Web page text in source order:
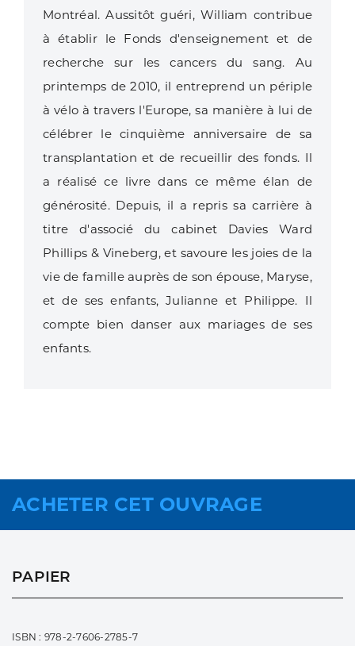
Montréal. Aussitôt guéri, William contribue
à établir le Fonds d'enseignement et de
recherche sur les cancers du sang. Au
printemps de 2010, il entreprend un périple
à vélo à travers l'Europe, sa manière à lui de
célébrer le cinquième anniversaire de sa
transplantation et de recueillir des fonds. Il
a réalisé ce livre dans ce même élan de
générosité. Depuis, il a repris sa carrière à
titre d'associé du cabinet Davies Ward
Phillips & Vineberg, et savoure les joies de la
vie de famille auprès de son épouse, Maryse,
et de ses enfants, Julianne et Philippe. Il
compte bien danser aux mariages de ses
enfants.
ACHETER CET OUVRAGE
PAPIER
ISBN : 978-2-7606-2785-7